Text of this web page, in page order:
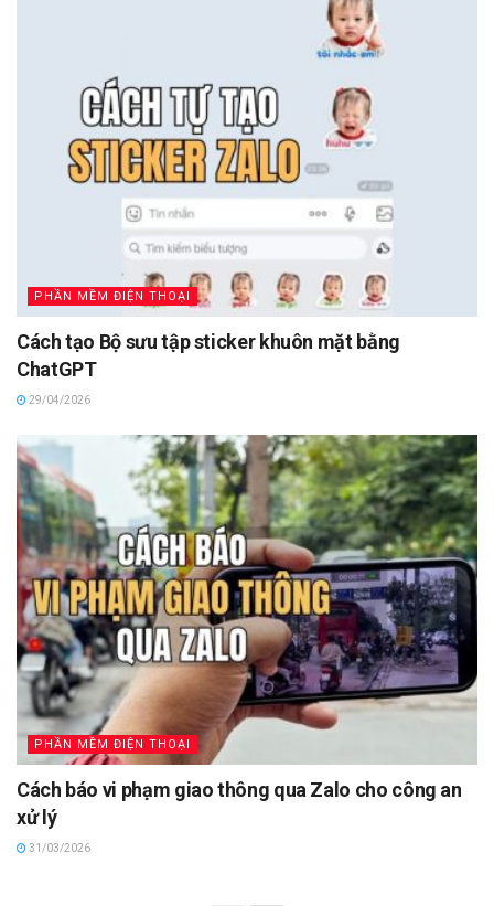
PHẦN MỀM ĐIỆN THOẠI
Cách tạo Bộ sưu tập sticker khuôn mặt bằng
ChatGPT
29/04/2026
PHẦN MỀM ĐIỆN THOẠI
Cách báo vi phạm giao thông qua Zalo cho công an
xử lý
31/03/2026